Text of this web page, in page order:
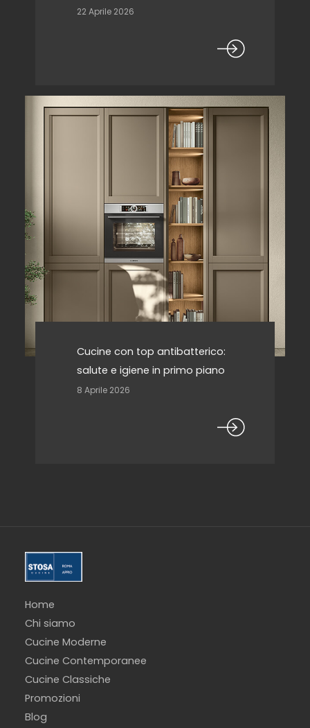
22 Aprile 2026
Cucine con top antibatterico:
salute e igiene in primo piano
8 Aprile 2026
Home
Chi siamo
Cucine Moderne
Cucine Contemporanee
Cucine Classiche
Promozioni
Blog